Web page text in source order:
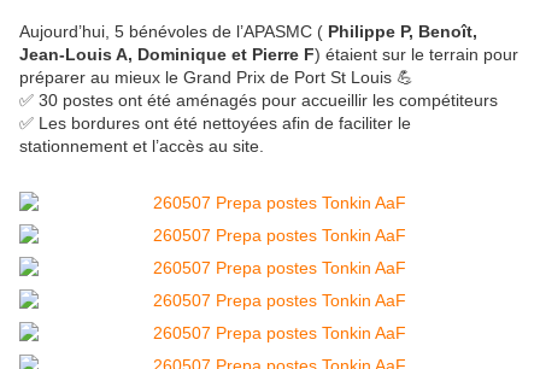
Aujourd’hui, 5 bénévoles de l’APASMC ( Philippe P, Benoît,
Jean-Louis A, Dominique et Pierre F) étaient sur le terrain pour
préparer au mieux le Grand Prix de Port St Louis 💪
✅ 30 postes ont été aménagés pour accueillir les compétiteurs
✅ Les bordures ont été nettoyées afin de faciliter le
stationnement et l’accès au site.